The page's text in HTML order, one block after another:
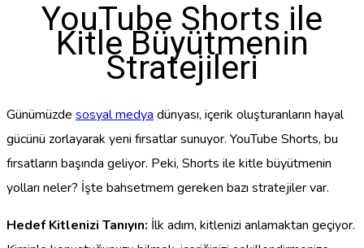
YouTube Shorts ile
Kitle Büyütmenin
Stratejileri
Günümüzde sosyal medya dünyası, içerik oluşturanların hayal
gücünü zorlayarak yeni fırsatlar sunuyor. YouTube Shorts, bu
fırsatların başında geliyor. Peki, Shorts ile kitle büyütmenin
yolları neler? İşte bahsetmem gereken bazı stratejiler var.
Hedef Kitlenizi Tanıyın: İlk adım, kitlenizi anlamaktan geçiyor.